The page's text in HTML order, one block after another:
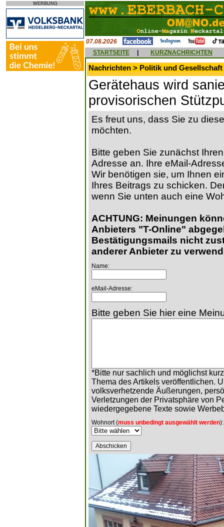
WERBUNG
07.08.2026
STARTSEITE
KURZNACHRICHTEN
Nachrichten > Politik und Gesellschaft
Gerätehaus wird
provisorischen
Es freut uns, dass Sie zu
möchten.
Bitte geben Sie zunächst
Adresse an. Ihre eMail-
Wir benötigen sie, um Ihnen
Ihres Beitrags zu schicken.
wenn Sie unten auch eine
ACHTUNG: Meinungen
Anbieters "T-Online"
Bestätigungsmails nicht
anderer Anbieter zu
Name:
eMail-Adresse:
Bitte geben Sie hier eine
*Bitte nur sachlich und möglichst
Thema des Artikels veröffentlichen.
volksverhetzende Äußerungen,
Verletzungen der Privatsphäre von
wiedergegebene Texte sowie
Wohnort (muss unbedingt ausgewählt werden):